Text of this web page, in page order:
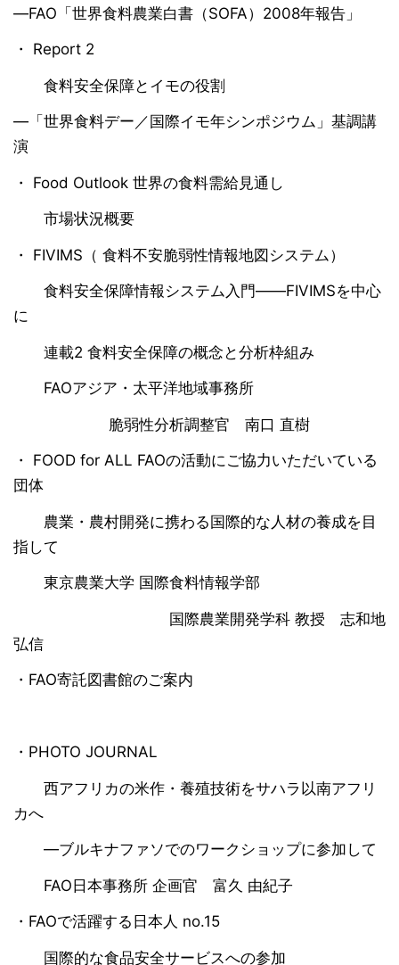
―FAO「世界食料農業白書（SOFA）2008年報告」
・ Report 2
食料安全保障とイモの役割
―「世界食料デー／国際イモ年シンポジウム」基調講
演
・ Food Outlook 世界の食料需給見通し
市場状況概要
・ FIVIMS（ 食料不安脆弱性情報地図システム）
食料安全保障情報システム入門――FIVIMSを中心
に
連載2 食料安全保障の概念と分析枠組み
FAOアジア・太平洋地域事務所
脆弱性分析調整官 南口 直樹
・ FOOD for ALL FAOの活動にご協力いただいている
団体
農業・農村開発に携わる国際的な人材の養成を目
指して
東京農業大学 国際食料情報学部
国際農業開発学科 教授 志和地
弘信
・FAO寄託図書館のご案内
・PHOTO JOURNAL
西アフリカの米作・養殖技術をサハラ以南アフリ
カへ
―ブルキナファソでのワークショップに参加して
FAO日本事務所 企画官 富久 由紀子
・FAOで活躍する日本人 no.15
国際的な食品安全サービスへの参加